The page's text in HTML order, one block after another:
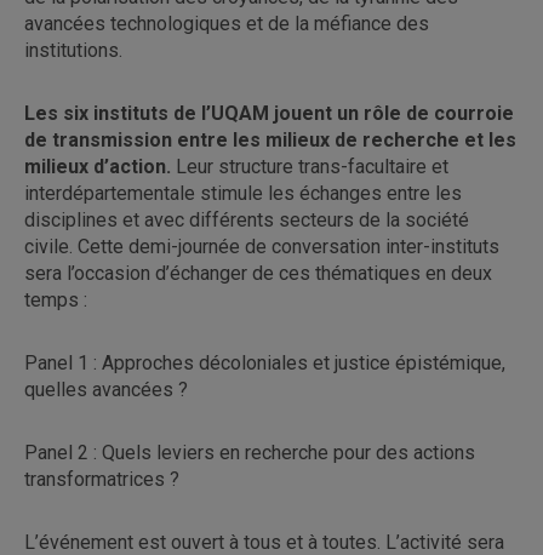
avancées technologiques et de la méfiance des
institutions.
Les six instituts de l’UQAM jouent un rôle de courroie
de transmission entre les milieux de recherche et les
milieux d’action. Leur structure trans-facultaire et
interdépartementale stimule les échanges entre les
disciplines et avec différents secteurs de la société
civile. Cette demi-journée de conversation inter-instituts
sera l’occasion d’échanger de ces thématiques en deux
temps :
Panel 1 : Approches décoloniales et justice épistémique,
quelles avancées ?
Panel 2 : Quels leviers en recherche pour des actions
transformatrices ?
L’événement est ouvert à tous et à toutes. L’activité sera